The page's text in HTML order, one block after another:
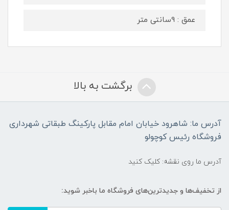
عمق : 9سانتی متر
برگشت به بالا
آدرس ما: شاهرود خیابان امام مقابل پارکینگ طبقاتی شهرداری
فروشگاه رئیس کوچولو
آدرس ما روی نقشه: کلیک کنید
از تخفیف‌ها و جدیدترین‌های فروشگاه ما باخبر شوید: